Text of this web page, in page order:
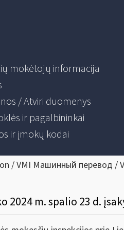
mokėtojų informacija
/ Atviri duomenys
ir pagalbininkai
ir įmokų kodai
/ VMI Машинный перевод /